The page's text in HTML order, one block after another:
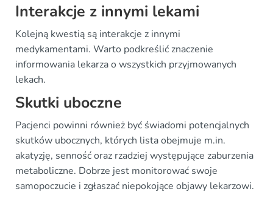
Interakcje z innymi lekami
Kolejną kwestią są interakcje z innymi
medykamentami. Warto podkreślić znaczenie
informowania lekarza o wszystkich przyjmowanych
lekach.
Skutki uboczne
Pacjenci powinni również być świadomi potencjalnych
skutków ubocznych, których lista obejmuje m.in.
akatyzję, senność oraz rzadziej występujące zaburzenia
metaboliczne. Dobrze jest monitorować swoje
samopoczucie i zgłaszać niepokojące objawy lekarzowi.